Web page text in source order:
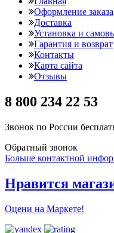
Оформление заказа
Доставка
Установка и
Гарантия и возврат
Контакты
Карта сайта
Отзывы
8 800 234 22 53
Звонок по России
Обратный звонок
Больше контактной
Нравится
Оцени на Маркете!